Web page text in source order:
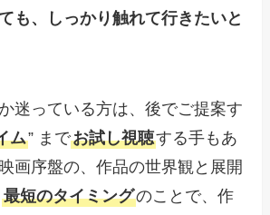
も、しっかり触れて行きたいと
迷っている方は、後でご提案す
ム” までお試し視聴する手もあ
画序盤の、作品の世界観と展開
最短のタイミングのことで、作